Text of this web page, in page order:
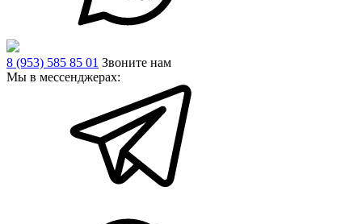
8 (953) 585 85 01 Звоните нам
Мы в мессенджерах: